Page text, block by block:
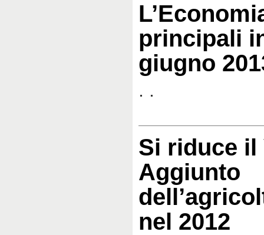
principali
giugno
. .
Si riduce il
Aggiunto
nel 2012